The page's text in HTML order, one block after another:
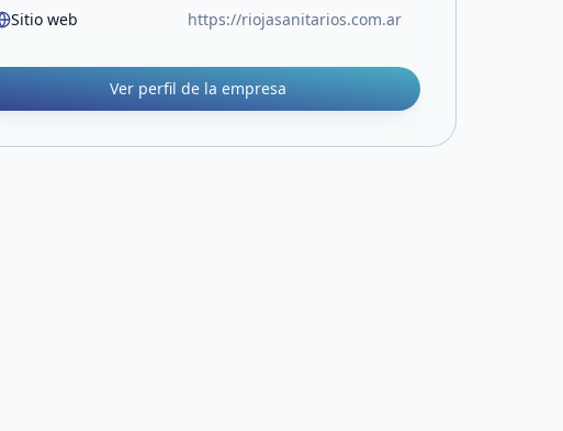
Sitio web https://riojasanitarios.com.ar
Ver perfil de la empresa